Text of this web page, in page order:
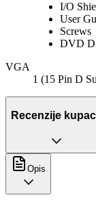
I/O
User
Screws
DVD
VGA
1 (15 Pin D
Recenzije
Opis